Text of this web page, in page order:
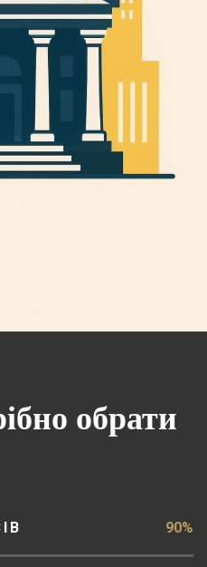
обрати
90%